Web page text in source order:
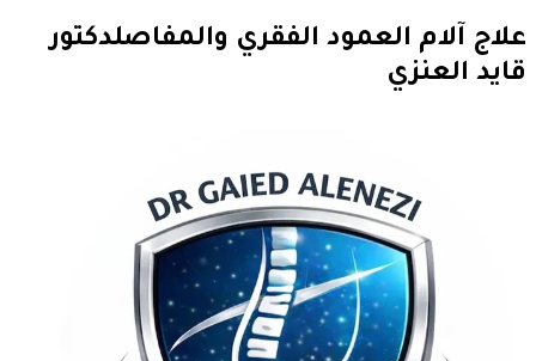
علاج آلام العمود الفقري والمفاصلدكتور
قايد العنزي